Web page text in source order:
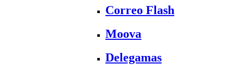
Correo Flash
Moova
Delegamas